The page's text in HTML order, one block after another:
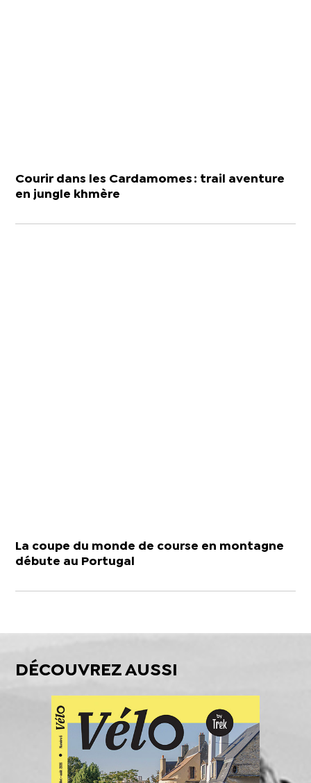
Courir dans les Cardamomes : trail aventure
en jungle khmère
La coupe du monde de course en montagne
débute au Portugal
DÉCOUVREZ AUSSI